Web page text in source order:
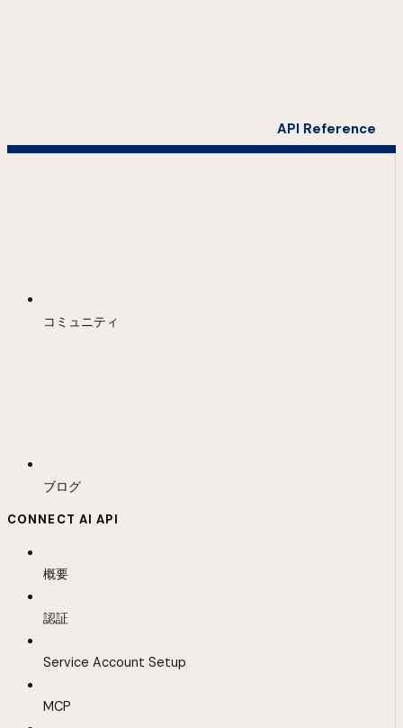
API Reference
コミュニティ
ブログ
CONNECT AI API
概要
認証
Service Account Setup
MCP